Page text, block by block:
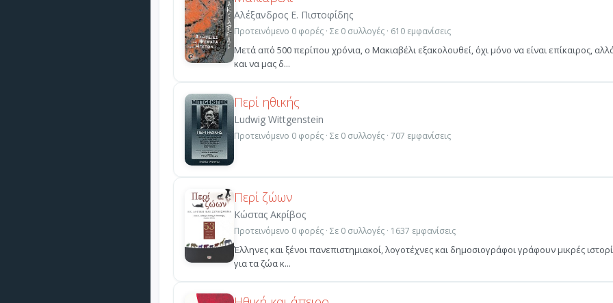
Αλέξανδρος Ε. Πιστοφίδης
Προτεινόμενο 0 φορές · Σε 0 συλλογές · 610 εμφανίσεις
Μετά από 500 περίπου χρόνια, ο Μακιαβέλι εξακολουθεί, όχι μόνο να είναι επίκαιρος,
και να μας δ...
Περί ηθικής
Ludwig Wittgenstein
Προτεινόμενο 0 φορές · Σε 0 συλλογές · 707 εμφανίσεις
Περί ζώων
Κώστας Ακρίβος
Προτεινόμενο 0 φορές · Σε 0 συλλογές · 1637 εμφανίσεις
Έλληνες και ξένοι πανεπιστημιακοί, λογοτέχνες και δημοσιογράφοι γράφουν μικρές
για τα ζώα κ...